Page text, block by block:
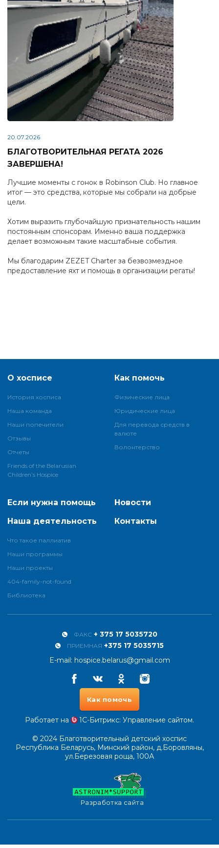
20.07.2026
БЛАГОТВОРИТЕЛЬНАЯ РЕГАТА 2026
ЗАВЕРШЕНА!
Лучшие моменты с гонок в Robinson Club. Но главное
итог — это средства, которые мы собрали на добрые
цели.
Хотим выразить глубочайшую признательность нашим
постоянным спонсорам. Именно ваша поддержка
делает возможным такие масштабные события.
Мы благодарим ZEZET Charter за безвозмездное
предоставление яхт и помощь в организации регаты!
О хосписе
История хосписа
Наша команда
Наши попечители
Отзывы
Отчеты
Friends of the Belarusian
Children’s Hospice
Как помочь
Физические лица
Юридические лица
Для перевода средств в
валюте
Волонтерство
Если нужна помощь
Наша деятельность
Что такое паллиатив
Наши программы
Наши проекты
404-family-not-found
Библиотека
Новости
Контакты
ФАКС + 375 17 5035720
ПРИЕМНАЯ +375 17 5035715
E-mail: hospice.belarus@gmail.com
FacebookVkontakteOdnoklassnikiInstagram
Как помочь
Работает на 1С-Битрикс: Управление сайтом.
© 2024 Благотворительный детский хоспис
Республика Беларусь, Минский район, д.Боровляны,
ул.Березовая роща, 100А
Разработка сайта